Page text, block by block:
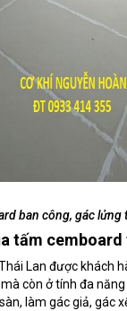
ban công, gác lửng
tấm
Lan được khách
còn ở tính đa
làm gác giả, gác